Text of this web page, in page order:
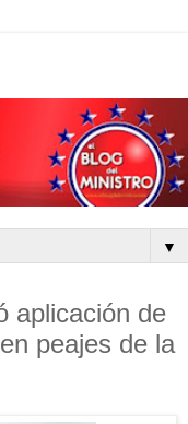
▼
aplicación de
peajes de la